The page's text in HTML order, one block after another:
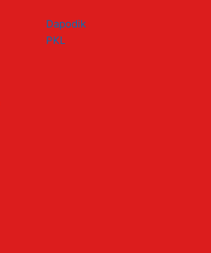
Dapodik
PKL